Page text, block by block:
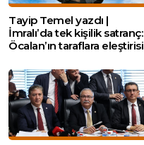
Tayip Temel yazdı |
İmralı’da tek kişilik satranç:
Öcalan’ın taraflara eleştirisi